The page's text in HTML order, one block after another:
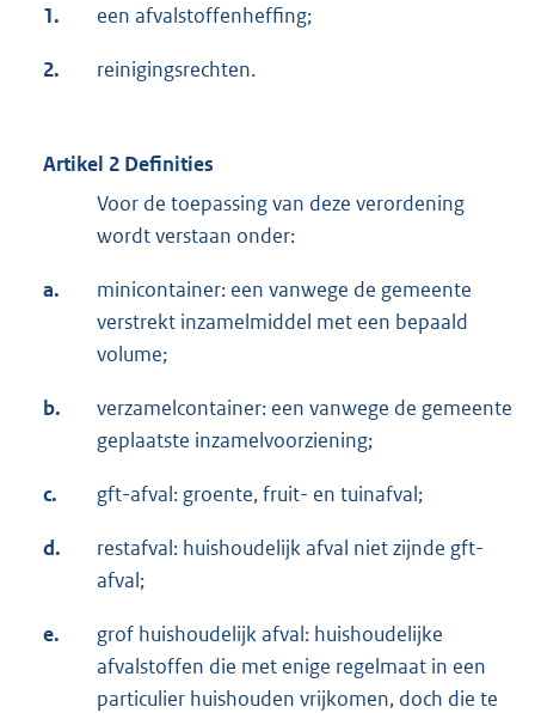
1. een afvalstoffenheffing;
2. reinigingsrechten.
Artikel 2 Definities
Voor de toepassing van deze verordening
wordt verstaan onder:
a.
minicontainer: een vanwege de gemeente
verstrekt inzamelmiddel met een bepaald
volume;
b.
verzamelcontainer: een vanwege de gemeente
geplaatste inzamelvoorziening;
c. gft-afval: groente, fruit- en tuinafval;
d.
restafval: huishoudelijk afval niet zijnde gft-
afval;
e.
grof huishoudelijk afval: huishoudelijke
afvalstoffen die met enige regelmaat in een
particulier huishouden vrijkomen, doch die te